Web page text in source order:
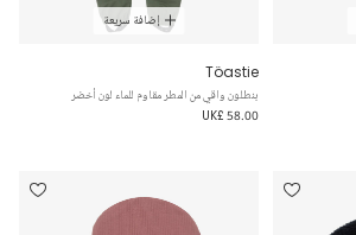
إضافة سريعة
Töastie
بنطلون واقي من المطر مقاوم للماء لون أخضر
UK£ 58.00